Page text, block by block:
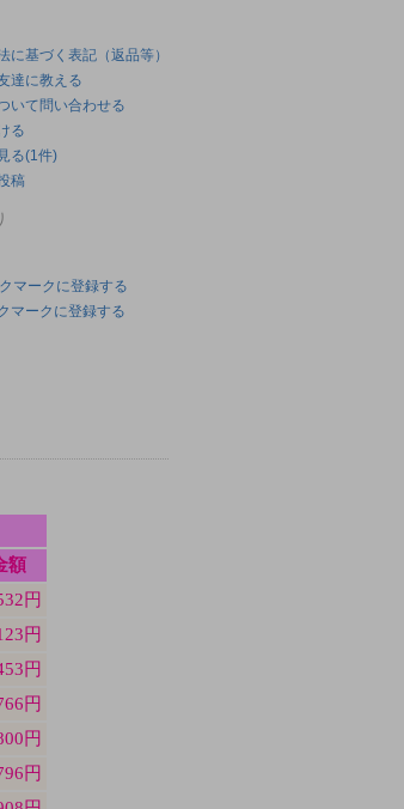
に基づく表記（返品等）
達に教える
いて問い合わせる
る
る(1件)
稿
マークに登録する
マークに登録する